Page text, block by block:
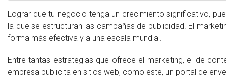
Lograr que tu negocio tenga un crecimiento significativo,
la que se estructuran las campañas de publicidad. El
forma más efectiva y a una escala mundial.
Entre tantas estrategias que ofrece el marketing, el de
empresa publicita en sitios web, como este, un portal de